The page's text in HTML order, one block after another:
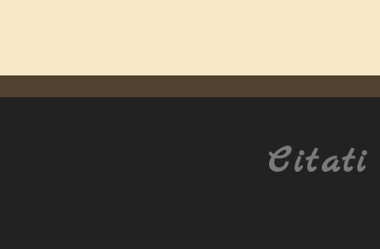
Citati